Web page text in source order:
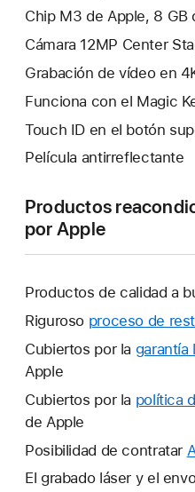
Chip M3 de Apple, 8 GB
Cámara 12MP Center
Grabación de vídeo en
Funciona con el Magic
Touch ID en el botón
Película antirreflectante
Productos
por Apple
Productos de calidad a
Riguroso proceso de
Cubiertos por la garantía
Apple
Cubiertos por la política
de Apple
Posibilidad de contratar
El grabado láser y el